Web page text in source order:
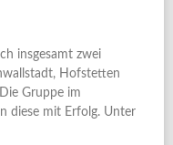
insgesamt zwei
Hofstetten
Gruppe im
diese mit Erfolg. Unter